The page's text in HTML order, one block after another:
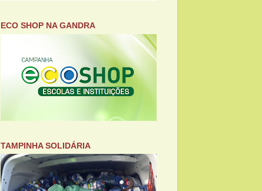
ECO SHOP NA GANDRA
TAMPINHA SOLIDÁRIA